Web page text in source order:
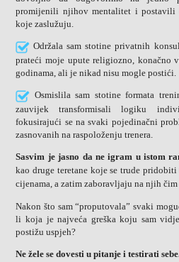
promijenili njihov mentalitet i
koje zaslužuju.
Održala sam stotine privatnih
prateći moje upute religiozno, konačno
godinama, ali je nikad nisu mogle postići.
Osmislila sam stotine formata
zauvijek transformisali logiku
fokusirajući se na svaki pojedinačni
zasnovanih na raspoloženju trenera.
Sasvim je jasno da ne igram u istom
kao druge teretane koje se trude
cijenama, a zatim zaboravljaju na njih
Nakon što sam “proputovala” svaki
li koja je najveća greška koju sam
postižu uspjeh?
Ne žele se dovesti u pitanje i testirati